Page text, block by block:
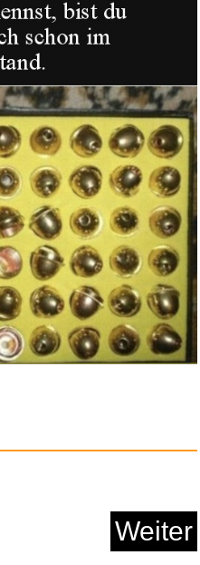
mit 4 Zi...
Anzeige
Anzeige
Weiter